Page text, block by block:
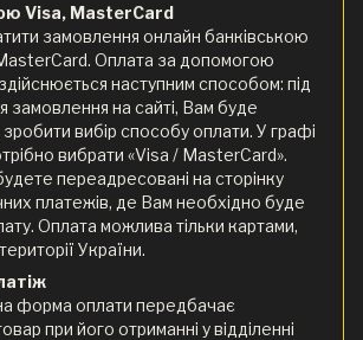
Visa, MasterCard
замовлення онлайн банківською
Оплата за допомогою
наступним способом: під
на сайті, Вам буде
вибір способу оплати. У графі
вибрати «Visa / MasterCard».
переадресовані на сторінку
платежів, де Вам необхідно буде
Оплата можлива тільки картами,
України.
форма оплати передбачає
при його отриманні у відділенні